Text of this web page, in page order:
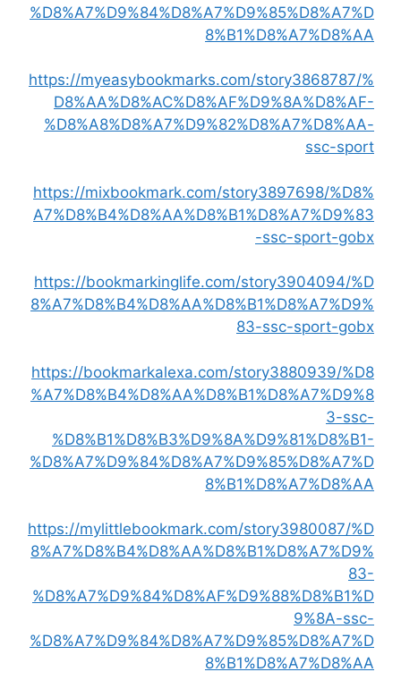
%D8%A7%D9%84%D8%A7%D9%85%D8%A7%D
8%B1%D8%A7%D8%AA
https://myeasybookmarks.com/story3868787/%
D8%AA%D8%AC%D8%AF%D9%8A%D8%AF-
%D8%A8%D8%A7%D9%82%D8%A7%D8%AA-
ssc-sport
https://mixbookmark.com/story3897698/%D8%
A7%D8%B4%D8%AA%D8%B1%D8%A7%D9%83
-ssc-sport-gobx
https://bookmarkinglife.com/story3904094/%D
8%A7%D8%B4%D8%AA%D8%B1%D8%A7%D9%
83-ssc-sport-gobx
https://bookmarkalexa.com/story3880939/%D8
%A7%D8%B4%D8%AA%D8%B1%D8%A7%D9%8
3-ssc-
%D8%B1%D8%B3%D9%8A%D9%81%D8%B1-
%D8%A7%D9%84%D8%A7%D9%85%D8%A7%D
8%B1%D8%A7%D8%AA
https://mylittlebookmark.com/story3980087/%D
8%A7%D8%B4%D8%AA%D8%B1%D8%A7%D9%
83-
%D8%A7%D9%84%D8%AF%D9%88%D8%B1%D
9%8A-ssc-
%D8%A7%D9%84%D8%A7%D9%85%D8%A7%D
8%B1%D8%A7%D8%AA